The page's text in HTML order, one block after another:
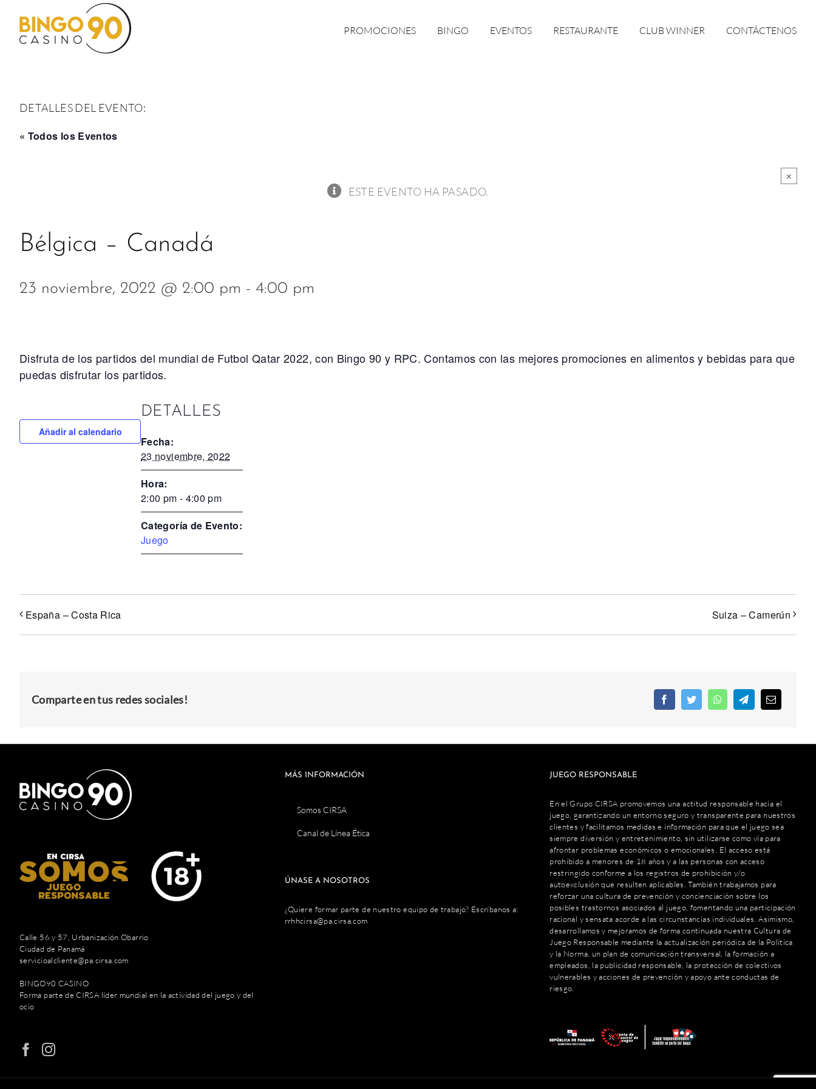
contenido
PROMOCIONES BINGO EVENTOS RESTAURANTE CLUB WINNER CONTÁCTENOS
DETALLES DEL EVENTO:
« Todos los Eventos
×
ESTE EVENTO HA PASADO.
Bélgica – Canadá
23 noviembre, 2022 @ 2:00 pm - 4:00 pm
Disfruta de los partidos del mundial de Futbol Qatar 2022, con Bingo 90 y RPC. Contamos con las mejores promociones en alimentos y bebidas para que
puedas disfrutar los partidos.
Añadir al calendario
DETALLES
Fecha:
23 noviembre, 2022
Hora:
2:00 pm - 4:00 pm
Categoría de Evento:
Juego
España – Costa Rica Suiza – Camerún
Comparte en tus redes sociales!
Calle 56 y 57, Urbanización Obarrio
Ciudad de Panamá
servicioalcliente@pa.cirsa.com
BINGO90 CASINO
Forma parte de CIRSA líder mundial en la actividad del juego y del
ocio
MÁS INFORMACIÓN
Somos CIRSA
Canal de Línea Ética
ÚNASE A NOSOTROS
¿Quiere formar parte de nuestro equipo de trabajo? Escríbanos a:
rrhhcirsa@pa.cirsa.com
JUEGO RESPONSABLE
En el Grupo CIRSA promovemos una actitud responsable hacia el
juego, garantizando un entorno seguro y transparente para nuestros
clientes y facilitamos medidas e información para que el juego sea
siempre diversión y entretenimiento, sin utilizarse como vía para
afrontar problemas económicos o emocionales. El acceso está
prohibido a menores de 18 años y a las personas con acceso
restringido conforme a los registros de prohibición y/o
autoexclusión que resulten aplicables. También trabajamos para
reforzar una cultura de prevención y concienciación sobre los
posibles trastornos asociados al juego, fomentando una participación
racional y sensata acorde a las circunstancias individuales. Asimismo,
desarrollamos y mejoramos de forma continuada nuestra Cultura de
Juego Responsable mediante la actualización periódica de la Política
y la Norma, un plan de comunicación transversal, la formación a
empleados, la publicidad responsable, la protección de colectivos
vulnerables y acciones de prevención y apoyo ante conductas de
riesgo.